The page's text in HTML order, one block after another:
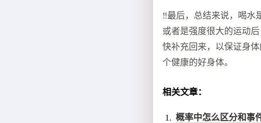
‼️最后，总结来说，喝水
或者是强度很大的运动
快补充回来，以保证身
个健康的好身体。
相关文章：
概率中怎么区分和事